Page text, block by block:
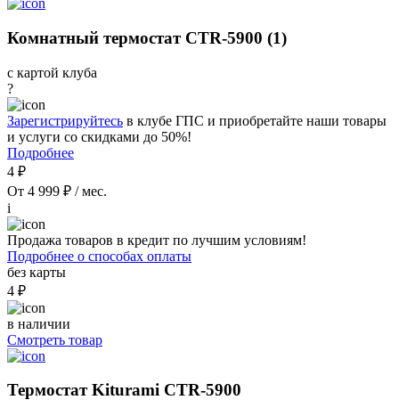
Комнатный термостат CTR-5900 (1)
с картой клуба
?
Зарегистрируйтесь в клубе ГПС и приобретайте наши товары
и услуги со скидками до 50%!
Подробнее
4 ₽
От 4 999 ₽ / мес.
i
Продажа товаров в кредит по лучшим условиям!
Подробнее о способах оплаты
без карты
4 ₽
в наличии
Смотреть товар
Термостат Kiturami CTR-5900